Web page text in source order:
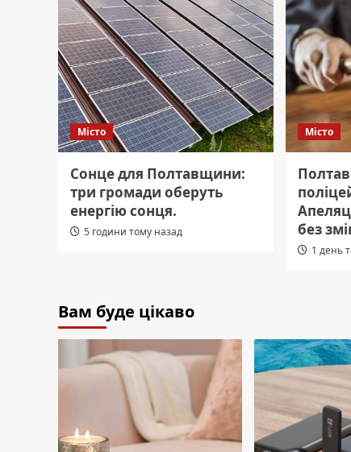
Місто
Сонце для Полтавщини:
три громади оберуть
енергію сонця.
5 години тому назад
Місто
без
1 день
Вам буде цікаво